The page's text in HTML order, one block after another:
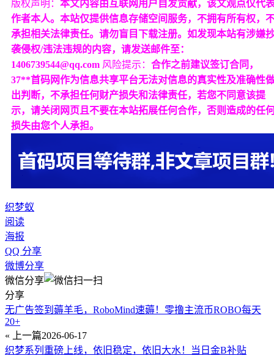
版权声明： 本文内容由互联网用户自发贡献，该文观点仅代
作者本人。本站仅提供信息存储空间服务，不拥有所有权，
承担相关法律责任。请勿盲目下载注册。如发现本站有涉嫌
袭侵权/违法违规的内容，请发送邮件至：
1406739544@qq.com 风险提示： 合作之前建议签订合同，
37**首码网作为信息共享平台无法对信息的真实性及准确性
出判断，不承担任何财产损失和法律责任，若您不同意该提
示，请关闭网页且不要在本站拓展任何合作，否则造成的任
损失由您个人承担。
织梦蚁
阅读
海报
QQ 分享
微博分享
微信分享
分享
无广告签到薅羊毛，RoboMind速薅！零撸主流币ROBO每天
20+
« 上一篇2026-06-17
织梦系列重磅上线，依旧稳定，依旧大水！当日金B补贴